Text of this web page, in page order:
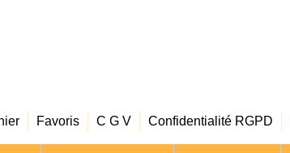
Favoris C G V Confidentialité RGPD